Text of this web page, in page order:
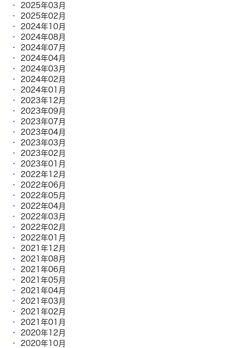
2025年03月
2025年02月
2024年10月
2024年08月
2024年07月
2024年04月
2024年03月
2024年02月
2024年01月
2023年12月
2023年09月
2023年07月
2023年04月
2023年03月
2023年02月
2023年01月
2022年12月
2022年06月
2022年05月
2022年04月
2022年03月
2022年02月
2022年01月
2021年12月
2021年08月
2021年06月
2021年05月
2021年04月
2021年03月
2021年02月
2021年01月
2020年12月
2020年10月